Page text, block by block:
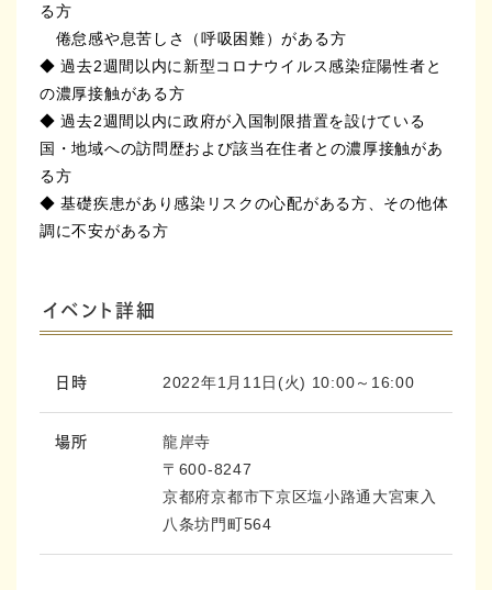
る方
倦怠感や息苦しさ（呼吸困難）がある方
◆ 過去2週間以内に新型コロナウイルス感染症陽性者と
の濃厚接触がある方
◆ 過去2週間以内に政府が入国制限措置を設けている
国・地域への訪問歴および該当在住者との濃厚接触があ
る方
◆ 基礎疾患があり感染リスクの心配がある方、その他体
調に不安がある方
イベント詳細
日時 2022年1月11日(火) 10:00～16:00
場所
龍岸寺
〒600-8247
京都府京都市下京区塩小路通大宮東入
八条坊門町564